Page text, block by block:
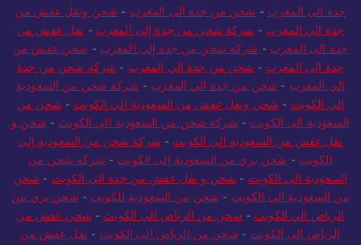
جدة الى المغرب -شحن من جدة الى المغرب -شحن نقل عفش من
جدة الى المغرب
- شحن من جدة الى المغرب- شحن ونقل عفش من
جدة الي المغرب-شركة شحن من جدة إلى المغرب-نقل عفش من
جدة الى المغرب
- شركة شحن من جدة إلى المغرب- شحن عفش من
جدة الي المغرب- شحن من جدة الي المغرب -شركة شحن من جدة
الي المغرب -شحن من جدة الي المغرب - شركة شحن من السعودية
الى الكويت
-شحن ونقل عفش من السعودية الي الكويت -شحن من
السعودية الى الكويت - شركة شحن من السعودية الي الكويت - شحن و
نقل عفش من السعودية الي الكويت -
شركة شحن من السعودية إلى
الكويت- شحن بري من السعودية إلى الكويت- شركة شحن من
السعودية الي الكويت-شحن و نقل عفش من جدة الى الكويت
شحن
من السعودية الي الكويت-شحن من السعودية للكويت-شحن بري من
الرياض الي الكويت- شحن من الرياض الي الكويت- شحن عفش من